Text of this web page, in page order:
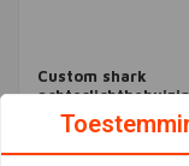
Custom shark
€98,11